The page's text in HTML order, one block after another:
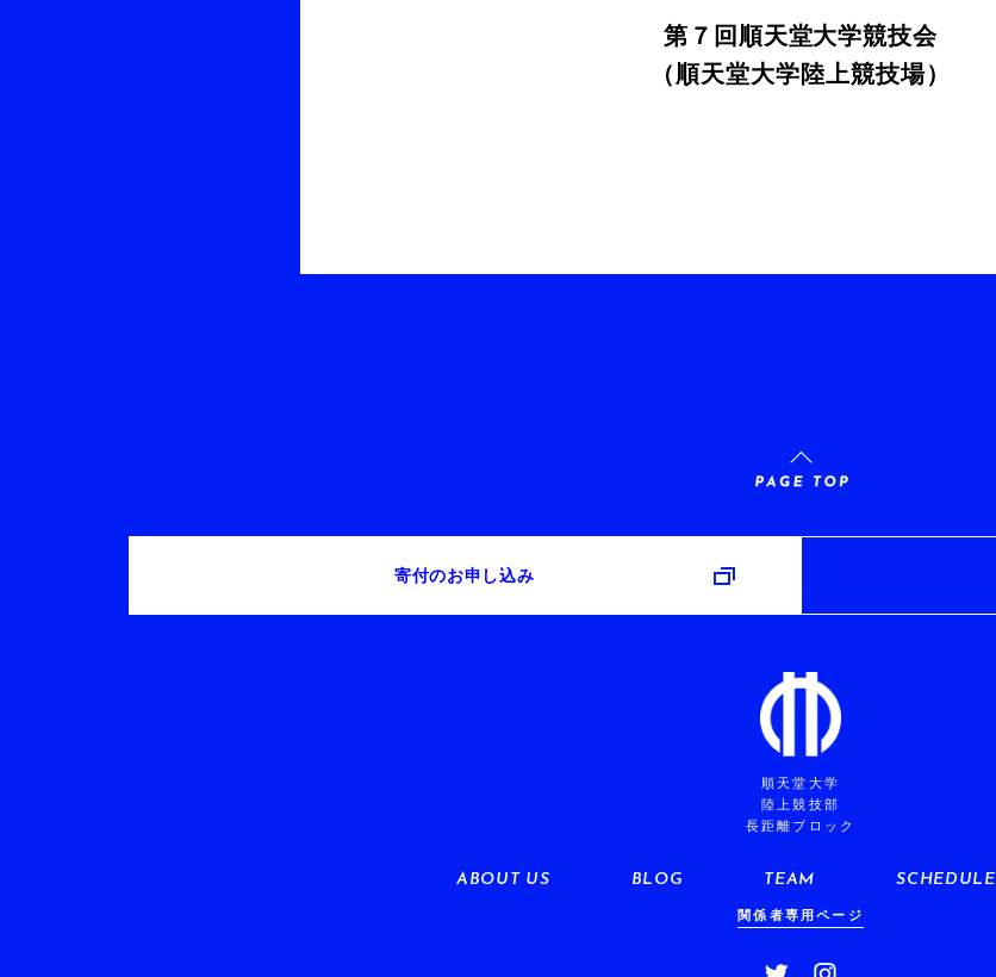
第７回順天堂大学競技会
（順天堂大学陸上競技場）
寄付のお申し込み
順天堂大学
陸上競技部
長距離ブロック
ABOUT US BLOG TEAM SCHEDULE
関係者専用ページ